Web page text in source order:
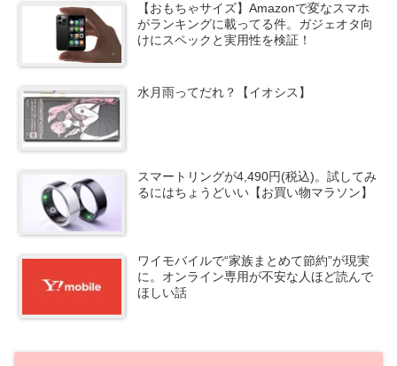
【おもちゃサイズ】Amazonで変なスマホ
がランキングに載ってる件。ガジェオタ向
けにスペックと実用性を検証！
水月雨ってだれ？【イオシス】
スマートリングが4,490円(税込)。試してみ
るにはちょうどいい【お買い物マラソン】
ワイモバイルで“家族まとめて節約”が現実
に。オンライン専用が不安な人ほど読んで
ほしい話